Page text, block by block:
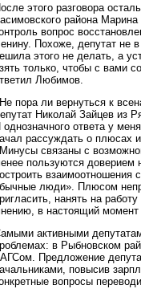
этого разговора
района
вопрос
Похоже, депутат не
этого не делать, а
только, чтобы с вами
Любимов.
пора ли вернуться к
Николай Зайцев из
однозначного ответа у
рассуждать о плюсах
связаны с
пользуются доверием
взаимоотношения
люди». Плюсом
нанять на
в настоящий момент
активными
в Рыбновском
Предложение
повысив
вопросы